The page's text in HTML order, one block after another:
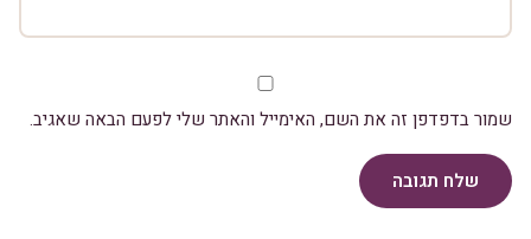
שמור בדפדפן זה את השם, האימייל והאתר שלי לפעם הבאה שאגיב.
שלח תגובה